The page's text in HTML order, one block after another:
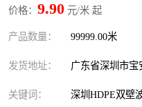
价格： 9.90 元/米 起
产品数量： 99999.00米
发货地址： 广东省深圳市宝
关键词： 深圳HDPE双壁